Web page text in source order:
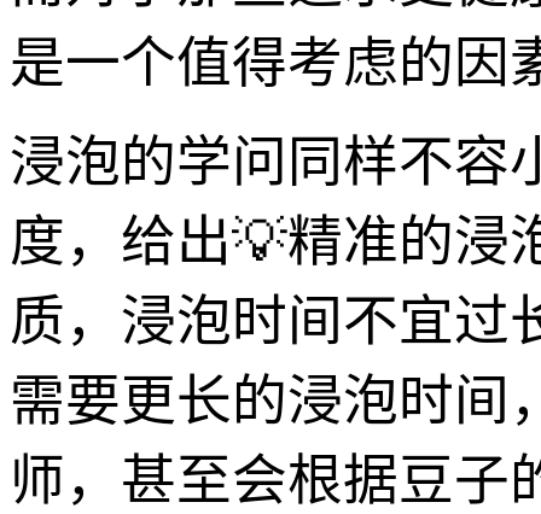
是一个值得考虑的因
浸泡的学问同样不容
度，给出💡精准的浸
质，浸泡时间不宜过
需要更长的浸泡时间
师，甚至会根据豆子